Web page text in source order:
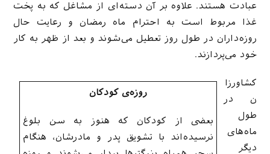
عبادت هستند. علاوه بر آن دسته‌ای از مشاغل که به پخت
غذا مربوط است به احترام ماه رمضان و رعایت حال
روزه‌داران در طول روز تعطیل می‌شوند و بعد از ظهر به کار
خود می‌پردازند.
روزه‌ی کودکان
بعضی از کودکان که هنوز به سن بلوغ
نرسیده‌اند با تشویق پدر و مادرشان، هنگام
کشاورزا
ن در
طول
ماه‌های
دیگر